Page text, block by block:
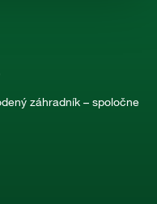
záhradník – spoločne